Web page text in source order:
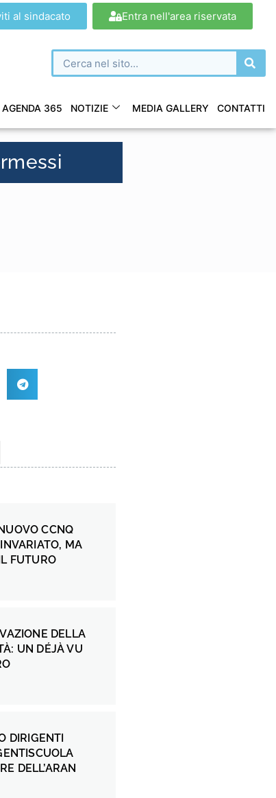
al sindacato Entra nell'area riservata
AGENDA 365 NOTIZIE MEDIA GALLERY CONTATTI
CCNQ
MA
FUTURO
DELLA
UN DÉJÀ VU
DIRIGENTI
DELL’ARAN